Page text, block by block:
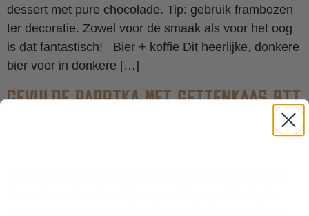
dessert met pure chocolade. Tip: gebruik frambozen
ter decoratie. Zowel voor de smaak als voor het oog
is dat fantastisch! Bier + koffie Dit heerlijke, donkere
bier voor in donkere […]
GEVULDE PAPRIKA MET GEITENKAAS BIJ